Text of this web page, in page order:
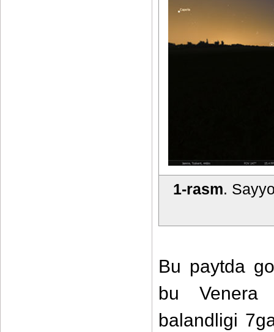
1-rasm.
Bu paytda
bu Venera
balandligi